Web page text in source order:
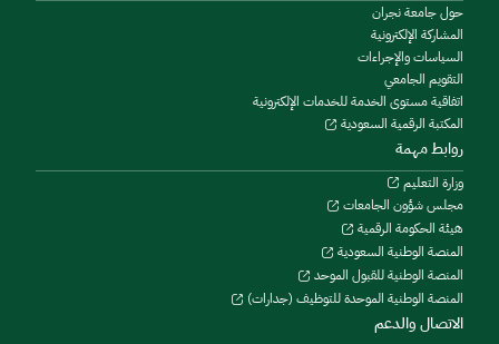
حول جامعة نجران
المشاركة الإلكترونية
السياسات والإجراءات
التقويم الجامعي
اتفاقية مستوى الخدمة للخدمات الإلكترونية
المكتبة الرقمية السعودية
روابط مهمة
وزارة التعليم
مجلس شؤون الجامعات
هيئة الحكومة الرقمية
المنصة الوطنية السعودية
المنصة الوطنية للقبول الموحد
المنصة الوطنية الموحدة للتوظيف (جدارات)
الاتصال والدعم